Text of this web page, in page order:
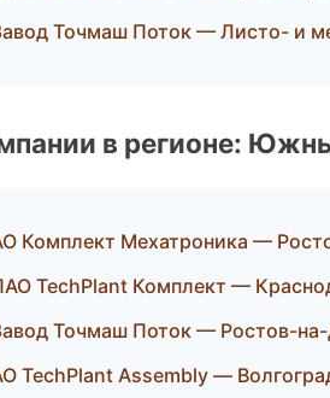
Точмаш Поток — Листо- и
в регионе:
Комплект Мехатроника —
TechPlant Комплект —
Точмаш Поток — Ростов-
TechPlant Assembly —